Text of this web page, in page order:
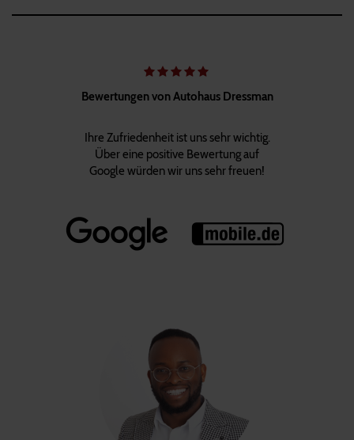
Bewertungen von Autohaus Dressman
Ihre Zufriedenheit ist uns sehr wichtig.
Über eine positive Bewertung auf
Google würden wir uns sehr freuen!